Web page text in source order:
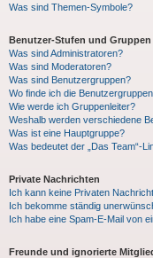
Was sind Themen-Symbole?
Benutzer-Stufen und Gruppen
Was sind Administratoren?
Was sind Moderatoren?
Was sind Benutzergruppen?
Wo finde ich die
Wie werde ich Gruppenleiter?
Weshalb werden verschiedene
Was ist eine Hauptgruppe?
Was bedeutet der „Das Team“-
Private Nachrichten
Ich kann keine Privaten
Ich bekomme ständig
Ich habe eine Spam-E-Mail von
Freunde und ignorierte